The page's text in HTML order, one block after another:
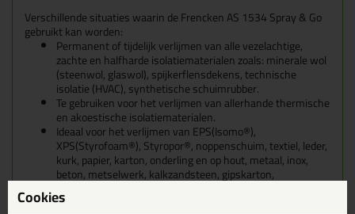
Verschillende situaties waarin de Frencken AS 1534 Spray & Go
gebruikt kan worden:
Permanent of tijdelijk verlijmen van alle vezelachtige,
zachte en halfharde isolatiematerialen zoals: minerale wol
(steenwol, glaswol), spijkerflensdekens, technische
isolatie (HVAC), synthetische schuimrubber.
Te gebruiken voor het verlijmen van allerhande thermische
en akoestische isolatiematerialen.
Ideaal voor het verlijmen van EPS(Isomo®),
XPS(Styrofoam®), Styropor®, noppenschuim, textiel, leder,
kurk, papier, karton, onderling en op hout, metaal, inox,
beton, metselwerk, kalkzandsteen, gipskarton,
poreuze oppervlakken.
Cookies